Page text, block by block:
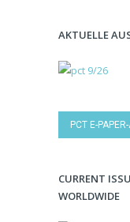
AKTUELLE
PCT E-
CURRENT
WORLDWIDE